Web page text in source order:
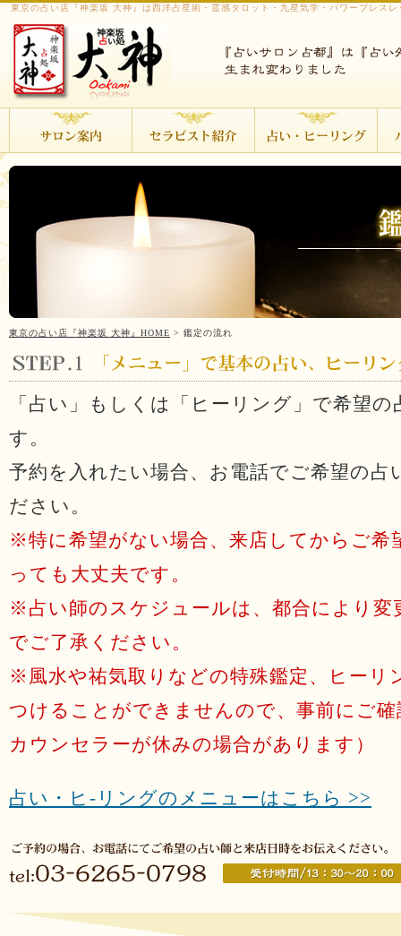
東京の占い店『神楽坂 大神』は西洋占星術・霊感タロット・九星気学・パワーブレス
東京の占い店『神楽坂 大神』HOME > 鑑定の流れ
「占い」もしくは「ヒーリング」で希望
す。
予約を入れたい場合、お電話でご希望の占
ださい。
※特に希望がない場合、来店してからご希
っても大丈夫です。
※占い師のスケジュールは、都合により
でご了承ください。
※風水や祐気取りなどの特殊鑑定、ヒーリ
つけることができませんので、事前にご
カウンセラーが休みの場合があります）
占い・ヒ-リングのメニューはこちら >>